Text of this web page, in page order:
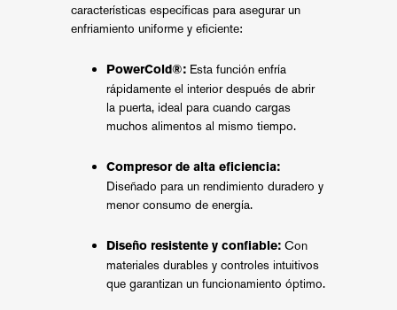
características específicas para asegurar un
enfriamiento uniforme y eficiente:
PowerCold®: Esta función enfría
rápidamente el interior después de abrir
la puerta, ideal para cuando cargas
muchos alimentos al mismo tiempo.
Compresor de alta eficiencia:
Diseñado para un rendimiento duradero y
menor consumo de energía.
Diseño resistente y confiable: Con
materiales durables y controles intuitivos
que garantizan un funcionamiento óptimo.